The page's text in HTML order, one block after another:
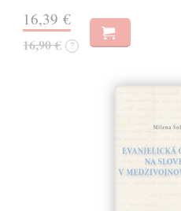
16,39 €
16,90 € ?